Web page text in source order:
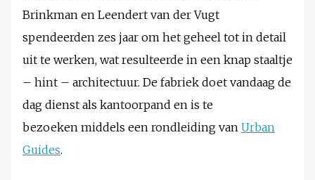
Brinkman en Leendert van der Vugt
spendeerden zes jaar om het geheel tot in detail
uit te werken, wat resulteerde in een knap staaltje
– hint – architectuur. De fabriek doet vandaag de
dag dienst als kantoorpand en is te
bezoeken middels een rondleiding van Urban
Guides.